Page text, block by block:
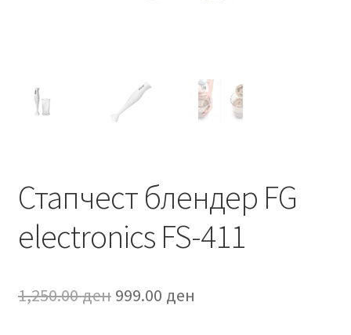
Стапчест блендер FG
electronics FS-411
1,250.00ден Original
999.00 ден